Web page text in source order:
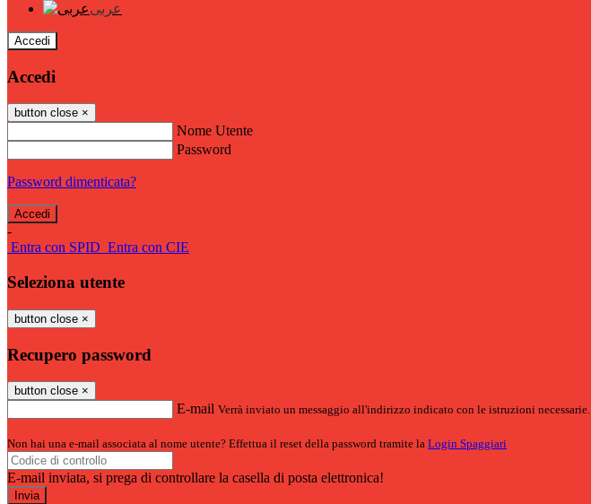
عربى
Accedi
Accedi
button close ×
Nome Utente
Password
Password dimenticata?
-
Entra con SPID Entra con CIE
Seleziona utente
button close ×
Recupero password
button close ×
E-mail Verrà inviato un messaggio all'indirizzo indicato con le istruzioni necessarie.
Non hai una e-mail associata al nome utente? Effettua il reset della password tramite la Login Spaggiari
E-mail inviata, si prega di controllare la casella di posta elettronica!